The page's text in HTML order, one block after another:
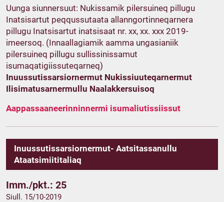
Uunga siunnersuut: Nukissamik pilersuineq pillugu
Inatsisartut peqqussutaata allanngortinneqarnera
pillugu Inatsisartut inatsisaat nr. xx, xx. xxx 2019-
imeersoq. (Innaallagiamik aamma ungasianiik
pilersuineq pillugu sullissinissamut
isumaqatigiissuteqarneq)
Inuussutissarsiornermut Nukissiuuteqarnermut
Ilisimatusarnermullu Naalakkersuisoq
Aappassaaneerinninnermi isumaliutissiissut
Inuussutissarsiornermut- Aatsitassanullu
Ataatsimiititaliaq
Imm./pkt.: 25
Siull. 15/10-2019